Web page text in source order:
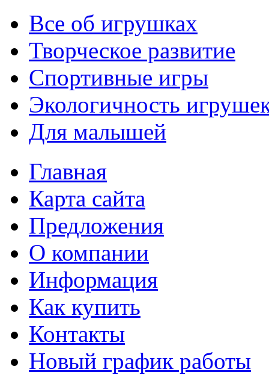
Все об игрушках
Творческое развитие
Спортивные игры
Экологичность
Для малышей
Главная
Карта сайта
Предложения
О компании
Информация
Как купить
Контакты
Новый график работы